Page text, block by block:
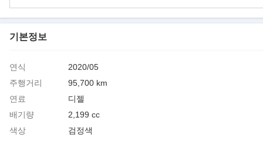
기본정보
연식
2020/05
주행거리
95,700 km
연료
디젤
배기량
2,199 cc
색상
검정색